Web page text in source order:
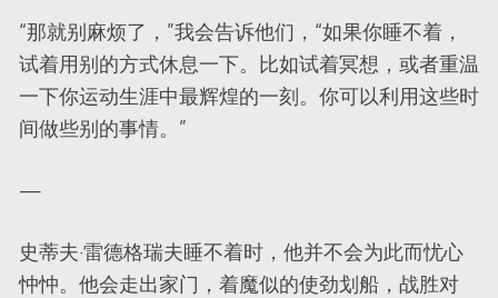
“那就别麻烦了，”我会告诉他们，“如果你睡不着，
试着用别的方式休息一下。比如试着冥想，或者重温
一下你运动生涯中最辉煌的一刻。你可以利用这些时
间做些别的事情。”
—
史蒂夫·雷德格瑞夫睡不着时，他并不会为此而忧心
忡忡。他会走出家门，着魔似的使劲划船，战胜对